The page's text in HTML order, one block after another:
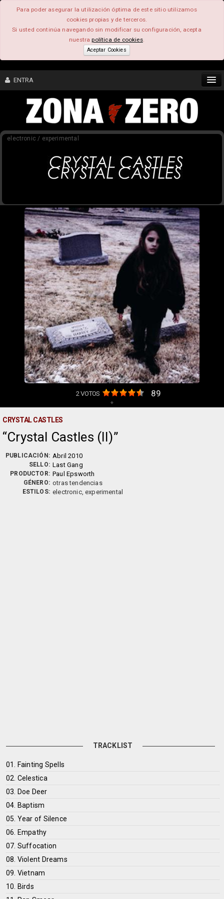
Para poder asegurar la utilización óptima de este sitio utilizamos
cookies propias y de terceros.
Si usted continúa navegando sin modificar su configuración, acepta
nuestrapolítica de cookies.
Aceptar Cookies
ENTRA
CONTENIDO
COMUNIDAD
FEEEDBACK
electronic / experimental
2VOTOS 89
+
CRYSTAL CASTLES
Crystal Castles (II)
PUBLICACIÓN: Abril 2010
SELLO: Last Gang
PRODUCTOR: Paul Epsworth
GÉNERO: otras tendencias
ESTILOS: electronic, experimental
TRACKLIST
01. Fainting Spells
02. Celestica
03. Doe Deer
04. Baptism
05. Year of Silence
06. Empathy
07. Suffocation
08. Violent Dreams
09. Vietnam
10. Birds